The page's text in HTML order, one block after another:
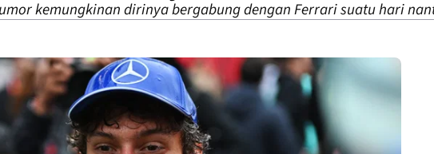
kemungkinan dirinya bergabung dengan Ferrari suatu hari